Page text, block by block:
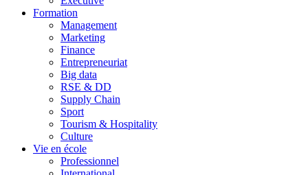
Formation
Management
Marketing
Finance
Entrepreneuriat
Big data
RSE & DD
Supply Chain
Sport
Tourism & Hospitality
Culture
Vie en école
Professionnel